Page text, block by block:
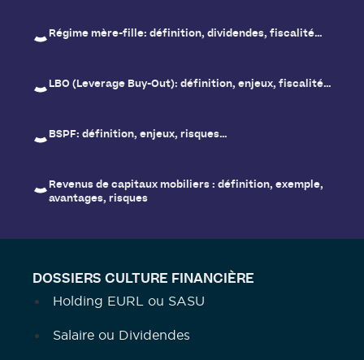
Régime mère-fille: définition, dividendes, fiscalité…
LBO (Leverage Buy-Out): définition, enjeux, fiscalité…
BSPF: définition, enjeux, risques…
Revenus de capitaux mobiliers : définition, exemple,
avantages, risques
DOSSIERS CULTURE FINANCIÈRE
Holding EURL ou SASU
Salaire ou Dividendes